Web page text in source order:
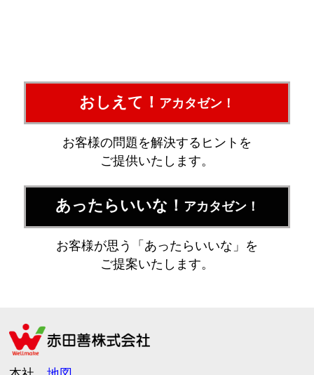
おしえて！ アカタゼン！
お客様の問題を解決するヒントを
ご提供いたします。
あったらいいな！ アカタゼン！
お客様が思う「あったらいいな」を
ご提案いたします。